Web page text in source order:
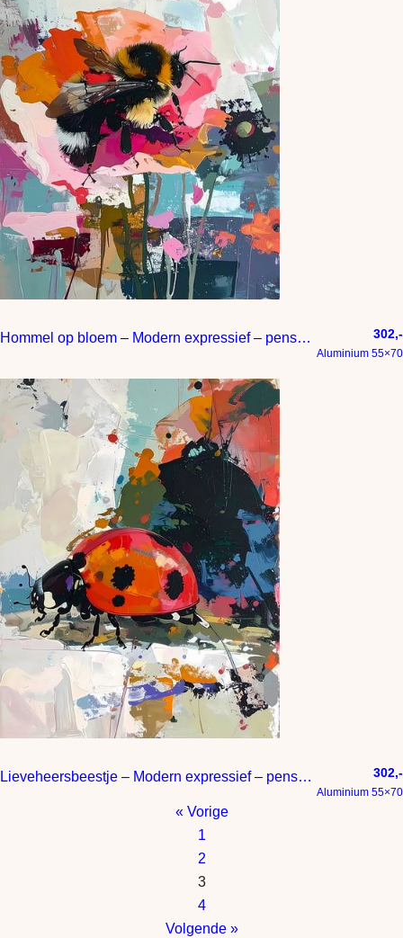
Hommel op bloem – Modern expressief – penseelstreken en abstracte kleurige vlakken 302,-
Aluminium 55×70
Lieveheersbeestje – Modern expressief – penseelstreken en abstracte kleurige vlakken 302,-
Aluminium 55×70
« Vorige
1
2
3
4
Volgende »